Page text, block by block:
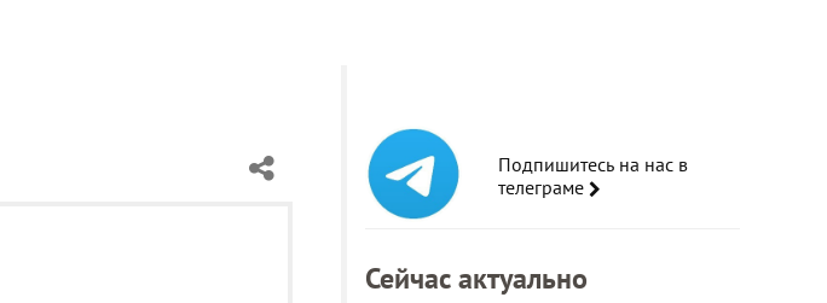
Подпишитесь на нас в
телеграме
Сейчас актуально